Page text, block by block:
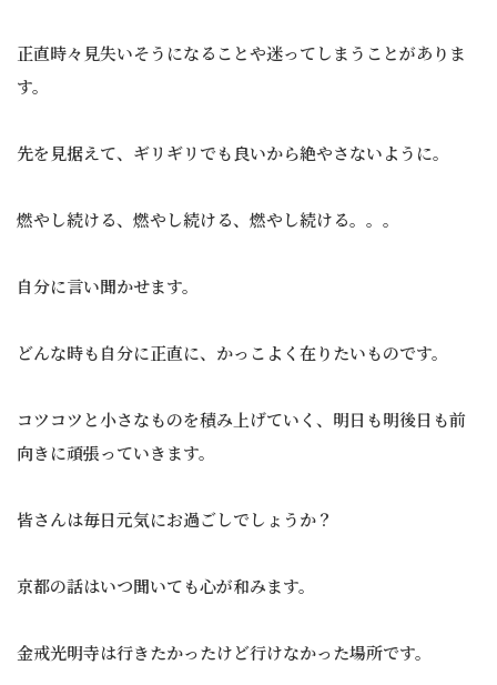
正直時々見失いそうになることや迷ってしまうことがありま
す。
先を見据えて、ギリギリでも良いから絶やさないように。
燃やし続ける、燃やし続ける、燃やし続ける。。。
自分に言い聞かせます。
どんな時も自分に正直に、かっこよく在りたいものです。
コツコツと小さなものを積み上げていく、明日も明後日も前
向きに頑張っていきます。
皆さんは毎日元気にお過ごしでしょうか？
京都の話はいつ聞いても心が和みます。
金戒光明寺は行きたかったけど行けなかった場所です。